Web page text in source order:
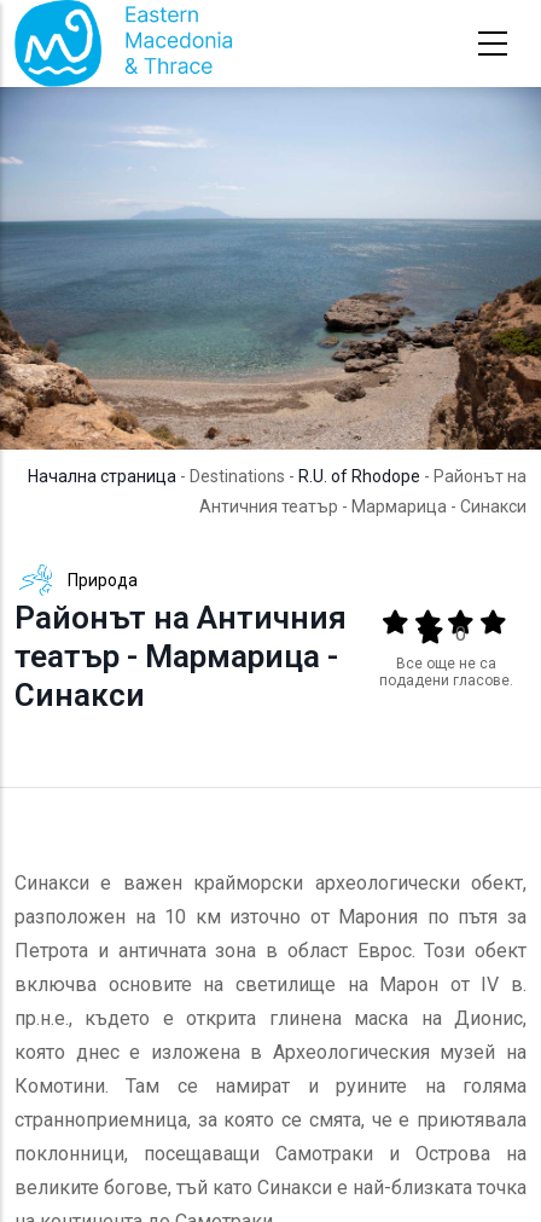
Премини към основното съдържание
Начална страница - Destinations - R.U. of Rhodope - Районът на
Античния театър - Мармарица - Синакси
Природа
Районът на Античния
театър - Мармарица -
Синакси
Output format
(star)(star)(star)
(star)
0
Все още не са
подадени гласове.
Синакси е важен крайморски археологически обект,
разположен на 10 км източно от Марония по пътя за
Петрота и античната зона в област Еврос. Този обект
включва основите на светилище на Марон от IV в.
пр.н.е., където е открита глинена маска на Дионис,
която днес е изложена в Археологическия музей на
Комотини. Там се намират и руините на голяма
странноприемница, за която се смята, че е приютявала
поклонници, посещаващи Самотраки и Острова на
великите богове, тъй като Синакси е най-близката точка